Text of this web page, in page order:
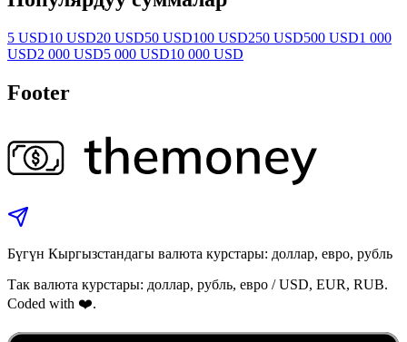
5 USD10 USD20 USD50 USD100 USD250 USD500 USD1 000
USD2 000 USD5 000 USD10 000 USD
Footer
Бүгүн Кыргызстандагы валюта курстары: доллар, евро, рубль
Так валюта курстары: доллар, рубль, евро / USD, EUR, RUB.
Coded with ❤️.